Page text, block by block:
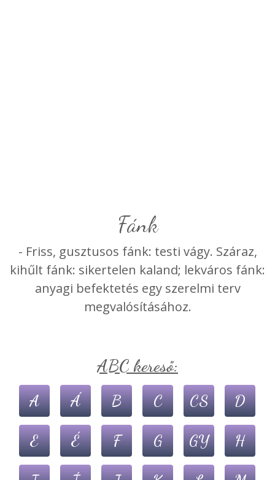
fánk
- Friss, gusztusos fánk: testi vágy. Száraz,
kihűlt fánk: sikertelen kaland; lekváros fánk:
anyagi befektetés egy szerelmi terv
megvalósításához.
ABC kereső:
A Á B C CS D
E É F G GY H